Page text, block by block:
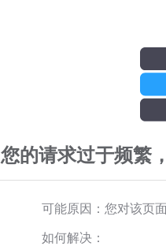
您的请求过于频繁
可能原因：您对该页
如何解决：